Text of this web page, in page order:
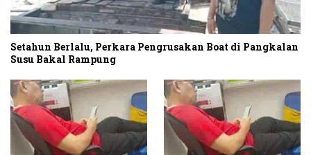
Setahun Berlalu, Perkara Pengrusakan Boat di Pangkalan
Susu Bakal Rampung